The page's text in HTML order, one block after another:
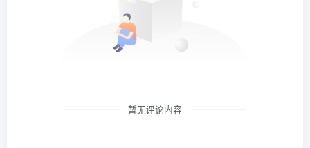
暂无评论内容